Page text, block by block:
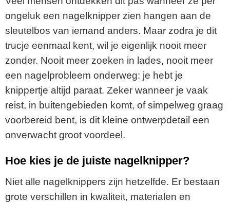
ongeluk een nagelknipper zien hangen aan de
sleutelbos van iemand anders. Maar zodra je dit
trucje eenmaal kent, wil je eigenlijk nooit meer
zonder. Nooit meer zoeken in lades, nooit meer
een nagelprobleem onderweg: je hebt je
knippertje altijd paraat. Zeker wanneer je vaak
reist, in buitengebieden komt, of simpelweg graag
voorbereid bent, is dit kleine ontwerpdetail een
onverwacht groot voordeel.
Hoe kies je de juiste nagelknipper?
Niet alle nagelknippers zijn hetzelfde. Er bestaan
grote verschillen in kwaliteit, materialen en